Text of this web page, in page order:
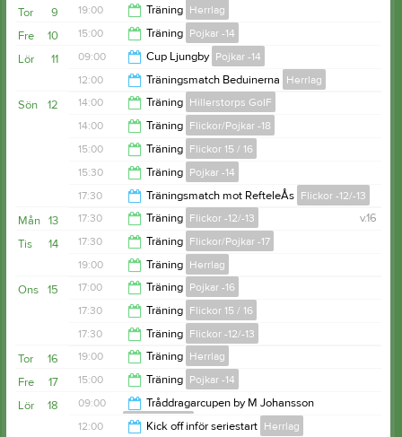
19:00
19:00
9
Tor 19:00 Träning Herrlag
20:30
10
Fre 15:00 Träning Pojkar -14
16:00
11
Lör 09:00 Cup Ljungby Pojkar -14
15:00
12:00 Träningsmatch Beduinerna Herrlag
14:00
12
Sön 14:00 Träning Hillerstorps GoIF
15:00
14:00 Träning Flickor/Pojkar -18
15:00
15:00 Träning Flickor 15 / 16
16:00
15:30 Träning Pojkar -14
17:00
17:30 Träningsmatch mot RefteleÅs Flickor -12/-13
19:00
13
Mån v.16
17:30 Träning Flickor -12/-13
19:00
14
Tis 17:30 Träning Flickor/Pojkar -17
18:30
19:00 Träning Herrlag
20:30
15
Ons 17:00 Träning Pojkar -16
18:00
17:30 Träning Flickor 15 / 16
19:00
17:30 Träning Flickor -12/-13
19:00
16
Tor 19:00 Träning Herrlag
20:30
17
Fre 15:00 Träning Pojkar -14
16:00
18
Lör 09:00
Tråddragarcupen by M Johansson
Flickor 15 / 16
12:00 Kick off inför seriestart Herrlag